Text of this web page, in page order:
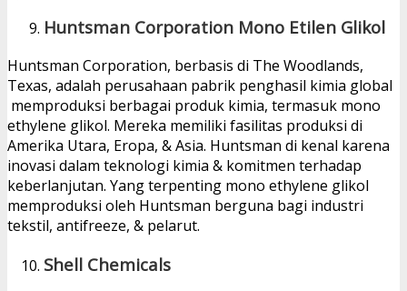
Huntsman Corporation Mono Etilen Glikol
Huntsman Corporation, berbasis di The Woodlands,
Texas, adalah perusahaan pabrik penghasil kimia global
memproduksi berbagai produk kimia, termasuk mono
ethylene glikol. Mereka memiliki fasilitas produksi di
Amerika Utara, Eropa, & Asia. Huntsman di kenal karena
inovasi dalam teknologi kimia & komitmen terhadap
keberlanjutan. Yang terpenting mono ethylene glikol
memproduksi oleh Huntsman berguna bagi industri
tekstil, antifreeze, & pelarut.
Shell Chemicals